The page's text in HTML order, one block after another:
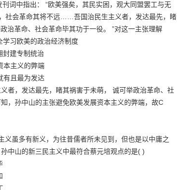
词中指出： “欧美强矣，其民实困，观大同盟罢工与无
社会革命其将不远……吾国治民生主义者，发达最先，睹
治革命、社会革命毕其功于一役。 ”对这一主张理解
学习欧美的政治经济制度
封建专制统治
本主义的弊端
有且最为发达
者，发达最先，睹其祸害于未萌， 诚可举政治革命、社
，孙中山的主张避免欧美发展资本主义的弊端，故C
义虽多有新义，为往昔儒者所未见到，但也是以中庸之
中山的新三民主义中最符合蔡元培观点的是( )